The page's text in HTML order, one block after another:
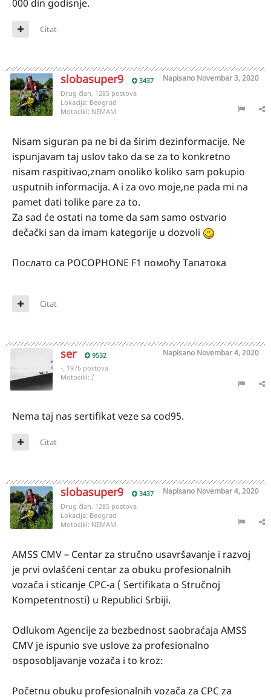
000 din godisnje.
Citat
slobasuper9 3437 Napisano Novembar 3, 2020
Drug član, 1285 postova
Lokacija: Beograd
Motocikl: NEMAM
Nisam siguran pa ne bi da širim dezinformacije. Ne
ispunjavam taj uslov tako da se za to konkretno
nisam raspitivao,znam onoliko koliko sam pokupio
usputnih informacija. A i za ovo moje,ne pada mi na
pamet dati tolike pare za to.
Za sad će ostati na tome da sam samo ostvario
dečački san da imam kategorije u dozvoli
Послато са POCOPHONE F1 помоћу Тапатока
Citat
ser 9532 Napisano Novembar 4, 2020
-, 1976 postova
Motocikl: /
Nema taj nas sertifikat veze sa cod95.
Citat
slobasuper9 3437 Napisano Novembar 4, 2020
Drug član, 1285 postova
Lokacija: Beograd
Motocikl: NEMAM
AMSS CMV – Centar za stručno usavršavanje i razvoj
je prvi ovlašćeni centar za obuku profesionalnih
vozača i sticanje CPC-a ( Sertifikata o Stručnoj
Kompetentnosti) u Republici Srbiji.
Odlukom Agencije za bezbednost saobraćaja AMSS
CMV je ispunio sve uslove za profesionalno
osposobljavanje vozača i to kroz:
Početnu obuku profesionalnih vozača za CPC za